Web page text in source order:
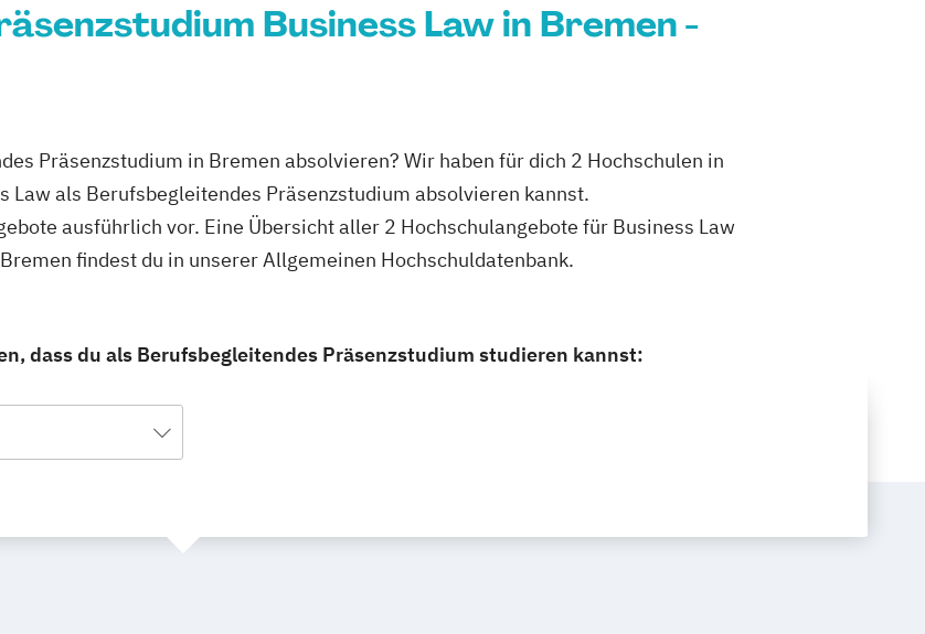
Business Law in Bremen -
Präsenzstudium in Bremen absolvieren? Wir haben für dich 2 Hochschulen in
Law als Berufsbegleitendes Präsenzstudium absolvieren kannst.
ausführlich vor. Eine Übersicht aller 2 Hochschulangebote für Business Law
findest du in unserer Allgemeinen Hochschuldatenbank.
dass du als Berufsbegleitendes Präsenzstudium studieren kannst: